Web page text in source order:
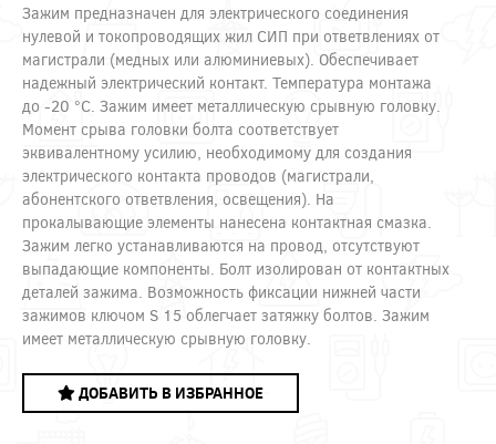
Зажим предназначен для электрического соединения
нулевой и токопроводящих жил СИП при ответвлениях от
магистрали (медных или алюминиевых). Обеспечивает
надежный электрический контакт. Температура монтажа
до -20 °С. Зажим имеет металлическую срывную головку.
Момент срыва головки болта соответствует
эквивалентному усилию, необходимому для создания
электрического контакта проводов (магистрали,
абонентского ответвления, освещения). На
прокалывающие элементы нанесена контактная смазка.
Зажим легко устанавливаются на провод, отсутствуют
выпадающие компоненты. Болт изолирован от контактных
деталей зажима. Возможность фиксации нижней части
зажимов ключом S 15 облегчает затяжку болтов. Зажим
имеет металлическую срывную головку.
ДОБАВИТЬ В ИЗБРАННОЕ